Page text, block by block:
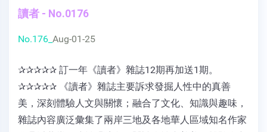
讀者 - No.0176
No.176_ Aug-01-25
✰✰✰✰✰ 訂一年《讀者》雜誌12期再加送1期。
✰✰✰✰✰ 《讀者》雜誌主要訴求發掘人性中的真善
美，深刻體驗人文與關懷；融合了文化、知識與趣味，
雜誌內容廣泛彙集了兩岸三地及各地華人區域知名作家